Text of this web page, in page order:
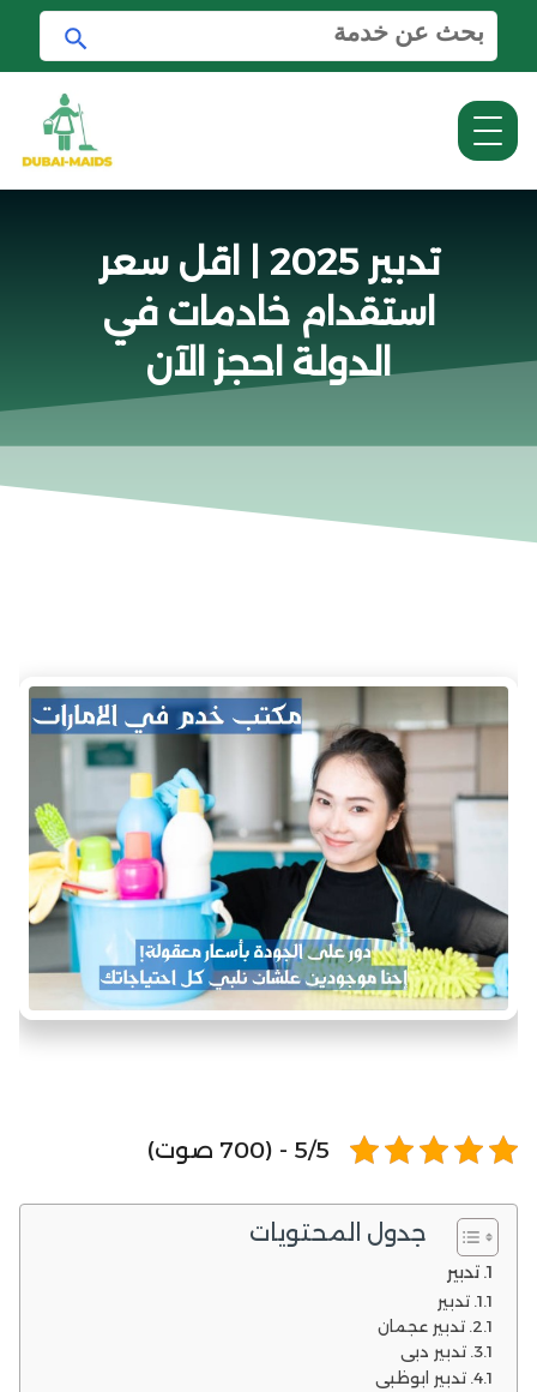
ل
ب
ح
ث
ع
ب
ح
ث
تدبير 2025 | اقل سعر
استقدام خادمات في
الدولة احجز الآن
5/5 - (700 صوت)
جدول المحتويات
تدبير
تدبير
تدبير عجمان
تدبير دبي
تدبير ابوظبي